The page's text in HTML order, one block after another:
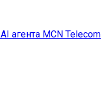
агента MCN Telecom